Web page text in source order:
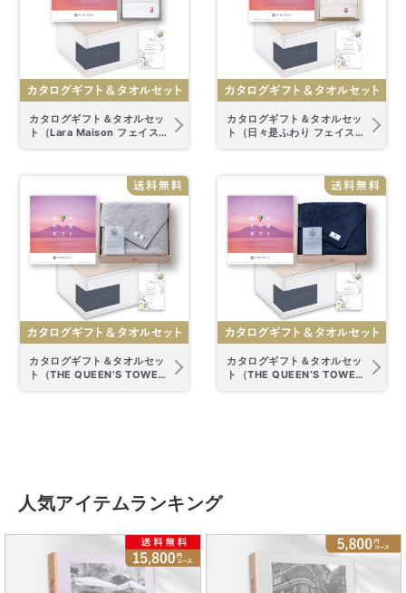
カタログギフト＆タオルセッ
ト（Lara Maison フェイスタ
カタログギフト＆タオルセッ
ト（日々是ふわり フェイスタ
カタログギフト＆タオルセッ
ト（THE QUEEN’S TOWEL
カタログギフト＆タオルセッ
ト（THE QUEEN’S TOWEL
人気アイテムランキング